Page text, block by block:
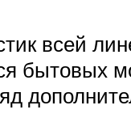
всей
бытовых